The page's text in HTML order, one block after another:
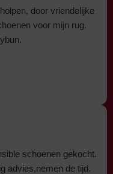
door vriendelijke
voor mijn rug.
schoenen gekocht.
advies,nemen de tijd.